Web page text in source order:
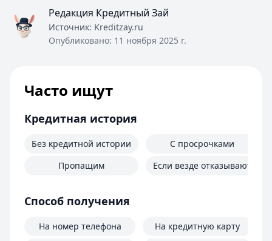
Редакция Кредитный Зай
Источник: Kreditzay.ru
Опубликовано: 11 ноября 2025 г.
Часто ищут
Кредитная история
Без кредитной истории
Пропащим
С просрочками
Если везде отказывают
Способ получения
На номер телефона
На кредитную карту